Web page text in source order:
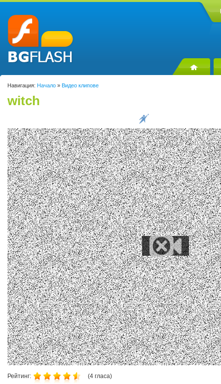
Навигация: Начало » Видео клипове
witch
Рейтинг: (4 гласа)